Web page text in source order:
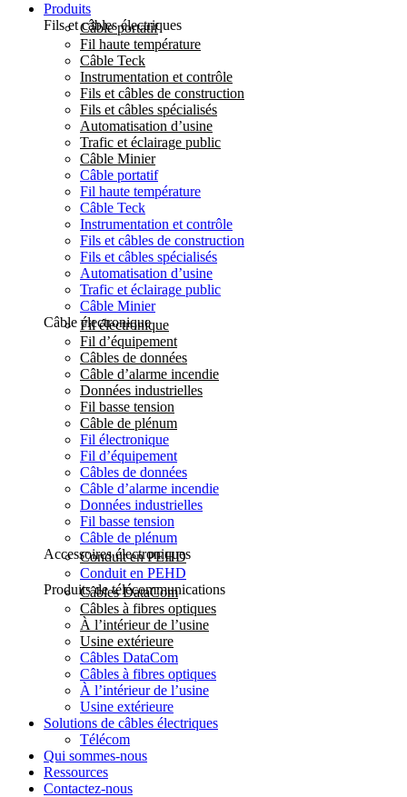
Produits
Fils et câbles électriques
Câble portatif
Fil haute température
Câble Teck
Instrumentation et contrôle
Fils et câbles de construction
Fils et câbles spécialisés
Automatisation d’usine
Trafic et éclairage public
Câble Minier
Câble portatif
Fil haute température
Câble Teck
Instrumentation et contrôle
Fils et câbles de construction
Fils et câbles spécialisés
Automatisation d’usine
Trafic et éclairage public
Câble Minier
Câble électronique
Fil électronique
Fil d’équipement
Câbles de données
Câble d’alarme incendie
Données industrielles
Fil basse tension
Câble de plénum
Fil électronique
Fil d’équipement
Câbles de données
Câble d’alarme incendie
Données industrielles
Fil basse tension
Câble de plénum
Accessoires électroniques
Conduit en PEHD
Conduit en PEHD
Produits de télécommunications
Câbles DataCom
Câbles à fibres optiques
À l’intérieur de l’usine
Usine extérieure
Câbles DataCom
Câbles à fibres optiques
À l’intérieur de l’usine
Usine extérieure
Solutions de câbles électriques
Télécom
Qui sommes-nous
Ressources
Contactez-nous